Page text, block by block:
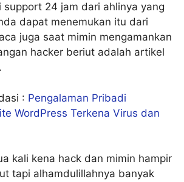
support 24 jam dari ahlinya yang
dapat menemukan itu dari
juga saat mimin mengamankan
hacker beriut adalah artikel
: Pengalaman Pribadi
WordPress Terkena Virus dan
kali kena hack dan mimin hampir
tapi alhamdulillahnya banyak